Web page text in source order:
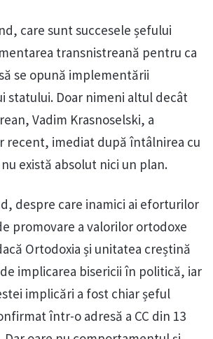
care sunt succesele șefului
transnistreană pentru ca
se opună implementării
statului. Doar nimeni altul decât
Vadim Krasnoselski, a
recent, imediat după întâlnirea cu
există absolut nici un plan.
despre care inamici ai eforturilor
promovare a valorilor ortodoxe
Ortodoxia și unitatea creștină
implicarea bisericii în politică, iar
implicări a fost chiar șeful
într-o adresă a CC din 13